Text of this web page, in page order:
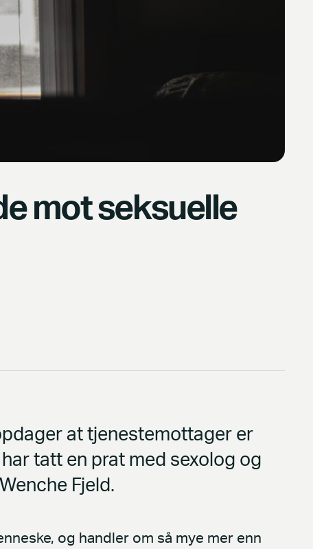
mot seksuelle
at tjenestemottager er
tatt en prat med sexolog og
Fjeld.
og handler om så mye mer enn